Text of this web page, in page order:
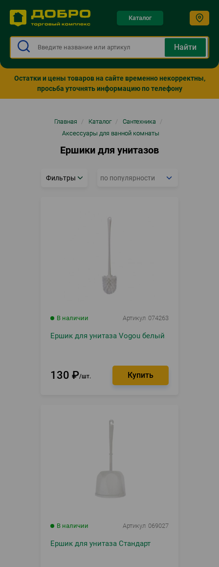
Каталог
Остатки и цены товаров на сайте временно некорректны,
просьба уточнять информацию по телефону
Главная / Каталог / Сантехника
/
Аксессуары для ванной комнаты
Ершики для унитазов
Фильтры
В наличии Артикул 074263
Ершик для унитаза Vogou белый
130 ₽ шт.
В наличии Артикул 069027
Ершик для унитаза Стандарт